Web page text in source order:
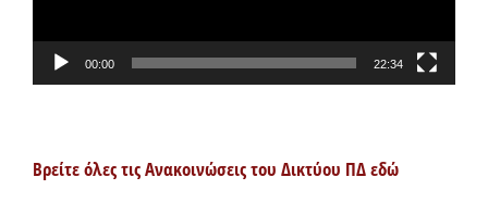
00:00 22:34
Βρείτε όλες τις Ανακοινώσεις του Δικτύου ΠΔ εδώ